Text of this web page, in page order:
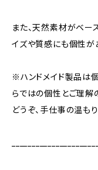
また、天然素材がベー
イズや質感にも個性が
※ハンドメイド製品は
らではの個性とご理解
どうぞ、手仕事の温も